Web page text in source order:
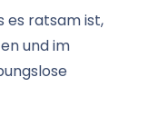
es ratsam ist,
und im